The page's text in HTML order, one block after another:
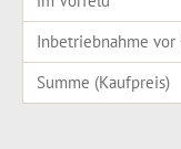
Inbetriebnahme vor
Summe (Kaufpreis)